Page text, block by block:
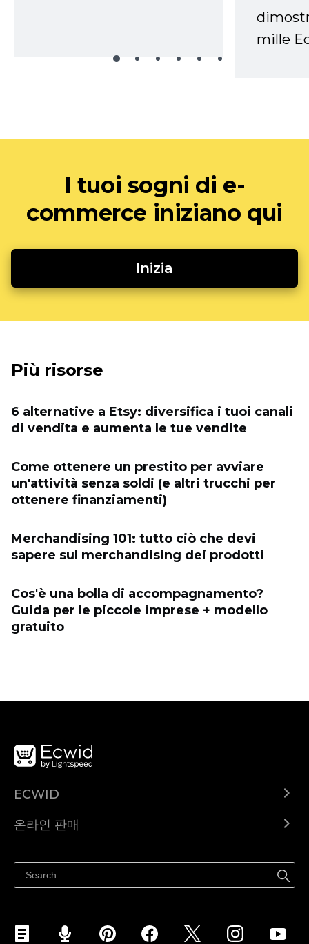
mille
I tuoi sogni di e-
commerce iniziano qui
Inizia
Più risorse
6 alternative a Etsy: diversifica i tuoi canali
di vendita e aumenta le tue vendite
Come ottenere un prestito per avviare
un'attività senza soldi (e altri trucchi per
ottenere finanziamenti)
Merchandising 101: tutto ciò che devi
sapere sul merchandising dei prodotti
Cos'è una bolla di accompagnamento?
Guida per le piccole imprese + modello
gratuito
ECWID
도움말 센터
온라인 판매
페이스북에서 판매하기
인스타그램에서 판매하기